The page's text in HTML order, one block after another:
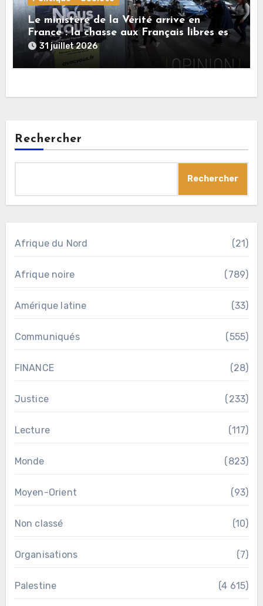
Le ministère de la Vérité arrive en
France : la chasse aux Français libres est
ouverte
31 juillet 2026
Rechercher
Rechercher
Afrique du Nord (21)
Afrique noire (789)
Amérique latine (33)
Communiqués (555)
FINANCE (28)
Justice (233)
Lecture (117)
Monde (823)
Moyen-Orient (93)
Non classé (10)
Organisations (7)
Palestine (4 615)